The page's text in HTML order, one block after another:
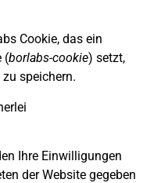
Cookie, das ein
(borlabs-cookie) setzt,
speichern.
Ihre Einwilligungen
der Website gegeben